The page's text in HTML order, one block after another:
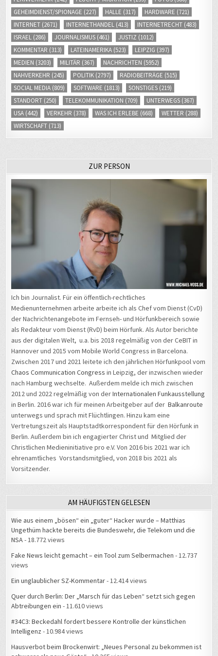
INTERNET(2671) INTERNETHANDEL(413) INTERNETRECHT(483)
ISRAEL(286) JOURNALISMUS(461) JUSTIZ
(1012)
KOMMENTAR
(313) LATEINAMERIKA (523) LEIPZIG
MEDIEN(3203) MILITÄR(367) NACHRICHTEN(5952)
NAHVERKEHR(245) POLITIK (2797) RADIOBEITRÄGE
SOCIAL MEDIA (809) SOFTWARE(1813) SONSTIGES(219)
STANDORT(250) TELEKOMMUNIKATION (709) UNTERWEGS
USA(442) VERKEHR(378) WAS ICH ERLEBE (668) WETTER(288)
WIRTSCHAFT(713)
Ich bin Journalist. Für ein öffentlich-rechtliches
Medienunternehmen arbeite arbeite ich als Chef vom Dienst (CvD)
der Nachrichtenangebote im Fernseh- und Hörfunkbereich sowie
als Redakteur vom Dienst (RvD) beim Hörfunk. Als Autor berichte
aus der digitalen Welt, u.a. bis 2018 regelmäßig von der CeBIT in
Hannover und 2015 vom Mobile World Congress in Barcelona.
Zwischen 2017 und 2021 leitete ich den jährlichen Hörfunkpool vom
Chaos Communication Congressin Leipzig, der inzwischen wieder
nach Hamburg wechselte. Außerdem melde ich mich zwischen
2012 und 2022 regelmäßig von derInternationalen Funkausstellung
in Berlin. 2016 war ich für meinen Arbeitgeber auf derBalkanroute
unterwegs und sprach mit Flüchtlingen. Hinzu kam eine
Vertretungszeit als Hauptstadtkorrespondent für den Hörfunk in
Berlin. Außerdem bin ich engagierter Christ und Mitglied der
Christlichen Medieninitiative pro e.V. Von 2016 bis 2021 war ich
ehrenamtliches Vorstandsmitglied, von 2018 bis 2021 als
Vorsitzender.
Wie aus einem „bösen“ ein „guter“ Hacker wurde – Matthias
Ungethüm hackte bereits die Bundeswehr, die Telekom und die
NSA- 18.772 views
Fake News leicht gemacht – ein Tool zum Selbermachen
views
Ein unglaublicher SZ-Kommentar
Quer durch Berlin: Der „Marsch für das Leben“ setzt sich gegen
Abtreibungen ein- 11.610 views
#34C3: Beckedahl fordert bessere Kontrolle der künstlichen
Intelligenz- 10.984 views
Hausverbot beim Brockenwirt: „Neues Personal zu bekommen ist
schwerer als neue Gäste“- 10.265 views